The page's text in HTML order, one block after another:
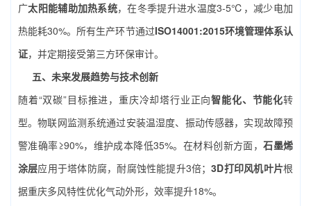
广太阳能辅助加热系统，在冬季提升进水温度3-5℃，减少电加
热能耗30%。所有生产环节通过ISO14001:2015环境管理体系认
证，并定期接受第三方环保审计。
五、未来发展趋势与技术创新
随着“双碳”目标推进，重庆冷却塔行业正向智能化、节能化转
型。物联网监测系统通过安装温湿度、振动传感器，实现故障预
警准确率≥90%，维护成本降低35%。在材料创新方面，石墨烯
涂层应用于塔体防腐，耐腐蚀性能提升3倍；3D打印风机叶片根
据重庆多风特性优化气动外形，效率提升18%。